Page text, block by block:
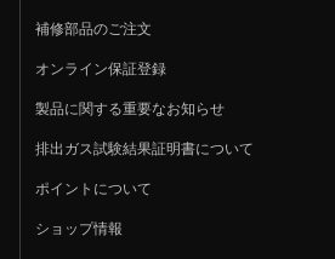
補修部品のご注文
オンライン保証登録
製品に関する重要なお知らせ
排出ガス試験結果証明書について
ポイントについて
ショップ情報